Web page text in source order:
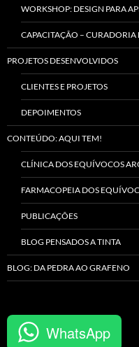
WORKSHOP: DESIGN PARA
CAPACITAÇÃO – CURADORIA
PROJETOS DESENVOLVIDOS
CLIENTES E PROJETOS
DEPOIMENTOS
CONTEÚDO: AQUI TEM!
CLÍNICA DOS EQUÍVOCOS
FARMACOPEIA DOS
PUBLICAÇÕES
BLOG PENSADOS A TINTA
BLOG: DA PEDRA AO GRAFENO
WhatsApp